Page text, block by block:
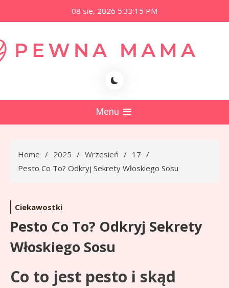
to
08 sie, 2026 5:33:16 PM
Menu
Home 2025 Wrzesień
17
Pesto Co To? Odkryj Sekrety Włoskiego Sosu
Ciekawostki
Pesto Co To? Odkryj Sekrety
Włoskiego Sosu
Co to jest pesto i skąd